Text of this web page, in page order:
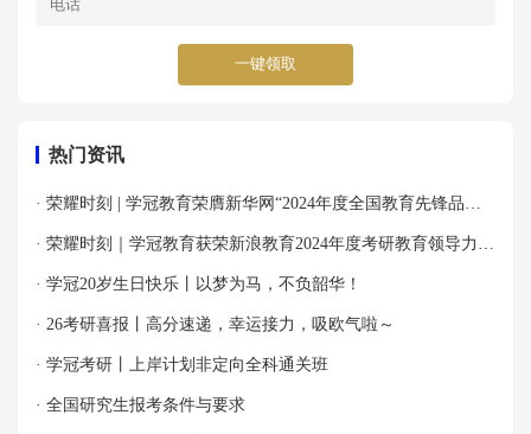
一键领取
热门资讯
· 荣耀时刻 | 学冠教育荣膺新华网“2024年度全国教育先锋品牌
优秀案例”殊荣！
· 荣耀时刻｜学冠教育获荣新浪教育2024年度考研教育领导力品
牌！
· 学冠20岁生日快乐丨以梦为马，不负韶华！
· 26考研喜报丨高分速递，幸运接力，吸欧气啦～
· 学冠考研丨上岸计划非定向全科通关班
· 全国研究生报考条件与要求